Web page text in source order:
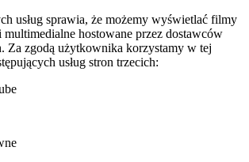
usług sprawia, że możemy wyświetlać filmy
multimedialne hostowane przez dostawców
Za zgodą użytkownika korzystamy w tej
usług stron trzecich: